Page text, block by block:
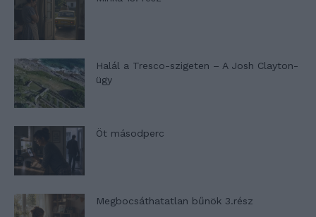
Halál a Tresco-szigeten – A Josh Clayton-
ügy
Öt másodperc
Megbocsáthatatlan bűnök 3.rész